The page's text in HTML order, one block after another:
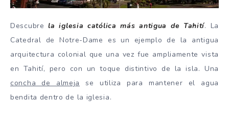
Descubre la iglesia católica más antigua de Tahití. La
Catedral de Notre-Dame es un ejemplo de la antigua
arquitectura colonial que una vez fue ampliamente vista
en Tahití, pero con un toque distintivo de la isla. Una
concha de almeja
se utiliza para mantener el agua
bendita dentro de la iglesia.